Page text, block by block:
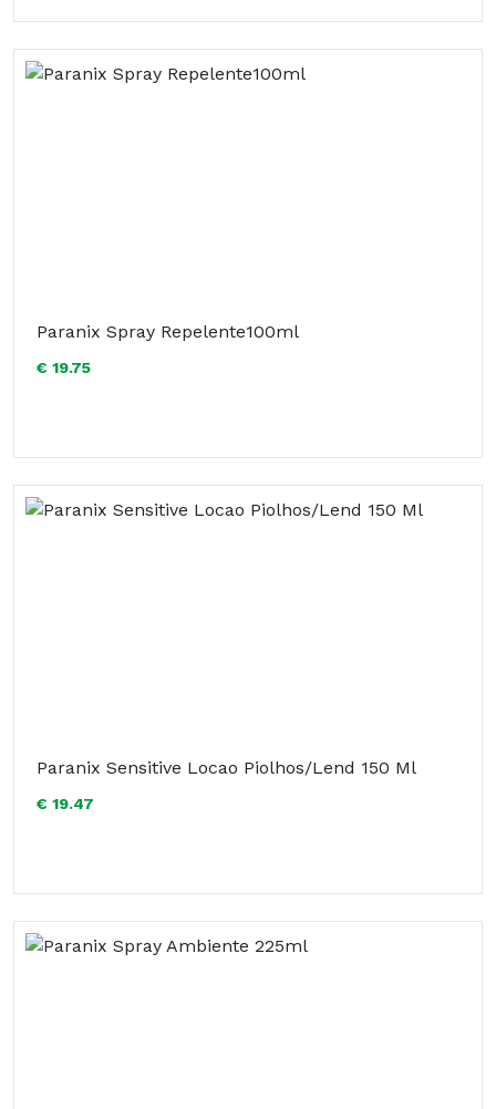
Paranix Spray Repelente100ml
€ 19.75
Paranix Sensitive Locao Piolhos/Lend 150 Ml
€ 19.47